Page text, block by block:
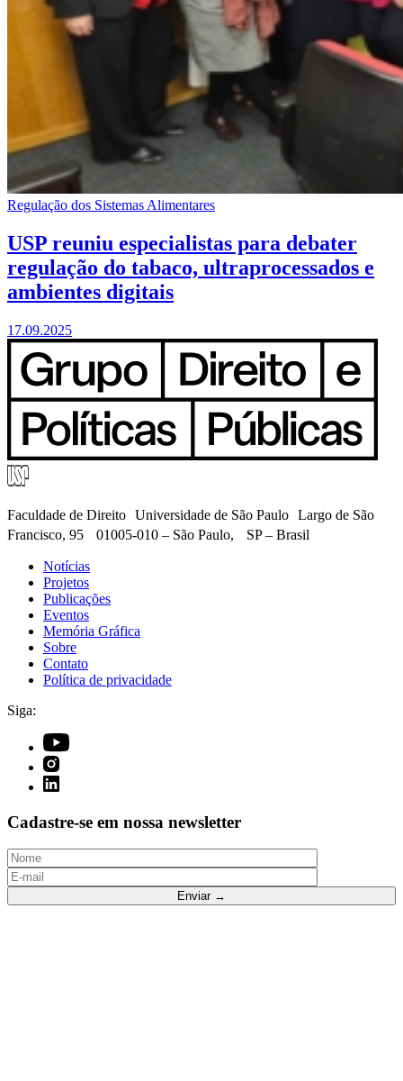
Regulação dos Sistemas Alimentares
USP reuniu especialistas para debater
regulação do tabaco, ultraprocessados e
ambientes digitais
17.09.2025
Faculdade de Direito Universidade de São Paulo Largo de São
Francisco, 95 01005-010 – São Paulo, SP – Brasil
Notícias
Projetos
Publicações
Eventos
Memória Gráfica
Sobre
Contato
Política de privacidade
Siga:
Cadastre-se em nossa newsletter